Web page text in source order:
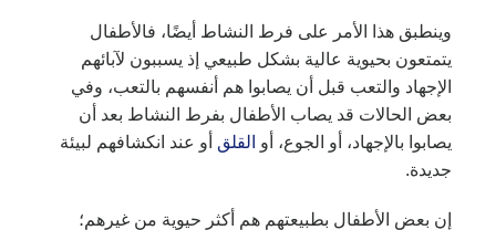
وينطبق هذا الأمر على فرط النشاط أيضًا، فالأطفال
يتمتعون بحيوية عالية بشكل طبيعي إذ يسببون لآبائهم
الإجهاد والتعب قبل أن يصابوا هم أنفسهم بالتعب، وفي
بعض الحالات قد يصاب الأطفال بفرط النشاط بعد أن
يصابوا بالإجهاد، أو الجوع، أو القلق أو عند انكشافهم لبيئة
جديدة.
إن بعض الأطفال بطبيعتهم هم أكثر حيوية من غيرهم؛